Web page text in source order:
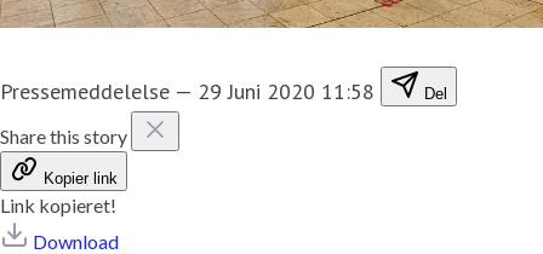
Pressemeddelelse — 29 Juni 2020 11:58 Del
Share this story
Kopier link
Link kopieret!
Download